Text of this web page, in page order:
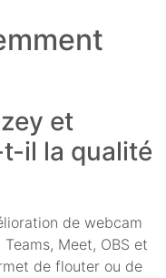
et
il la qualité
de webcam
Meet, OBS et
de flouter ou de